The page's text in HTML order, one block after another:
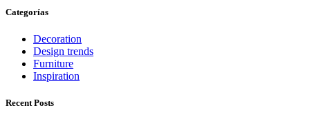
Categorías
Decoration
Design trends
Furniture
Inspiration
Recent Posts